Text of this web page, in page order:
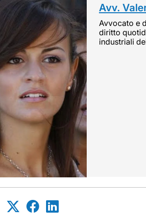
Avv.
Avvocato e
diritto
industriali